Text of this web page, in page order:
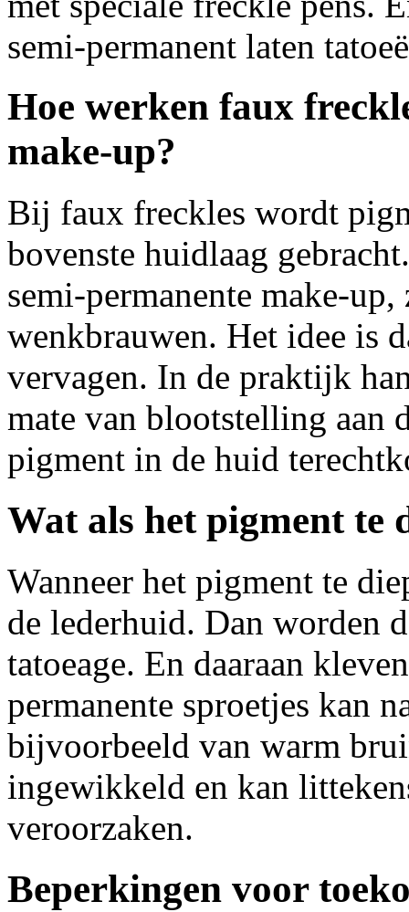
semi-permanent laten
Hoe werken faux
make-up?
Bij faux freckles wordt
bovenste huidlaag
semi-permanente make-
wenkbrauwen. Het idee is
vervagen. In de praktijk
mate van blootstelling aan
pigment in de huid
Wat als het pigment te
Wanneer het pigment te
de lederhuid. Dan worden
tatoeage. En daaraan
permanente sproetjes kan
bijvoorbeeld van warm
ingewikkeld en kan
veroorzaken.
Beperkingen voor